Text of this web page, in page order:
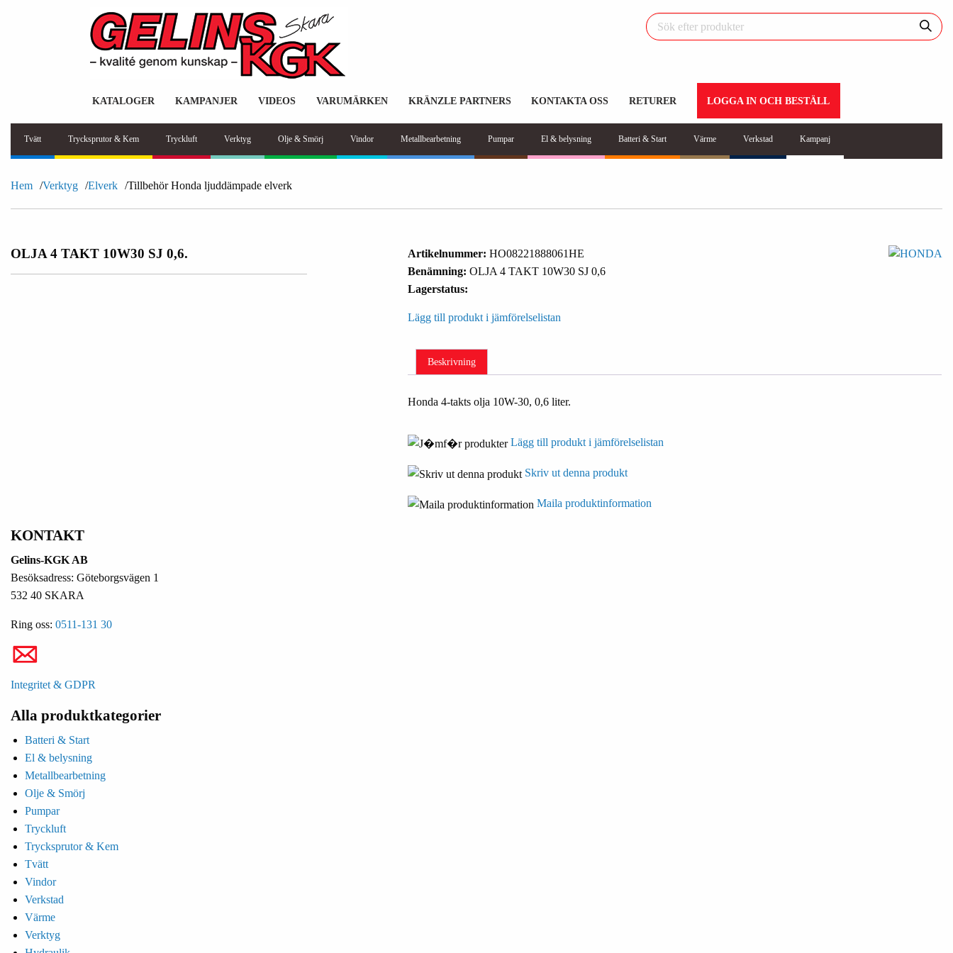
KATALOGER KAMPANJER VIDEOS VARUMÄRKEN KRÄNZLE PARTNERS KONTAKTA OSS RETURER LOGGA IN OCH BESTÄLL
Tvätt Trycksprutor & Kem Tryckluft Verktyg Olje & Smörj Vindor Metallbearbetning Pumpar El & belysning Batteri & Start Värme Verkstad Kampanj
Hem Verktyg Elverk Tillbehör Honda ljuddämpade elverk
OLJA 4 TAKT 10W30 SJ 0,6. Artikelnummer: HO08221888061HE
Benämning: OLJA 4 TAKT 10W30 SJ 0,6
Lagerstatus:
Lägg till produkt i jämförelselistan
Beskrivning
Honda 4-takts olja 10W-30, 0,6 liter.
Lägg till produkt i jämförelselistan
Skriv ut denna produkt
Maila produktinformation
KONTAKT
Gelins-KGK AB
Besöksadress: Göteborgsvägen 1
532 40 SKARA
Ring oss: 0511-131 30
Integritet & GDPR
Alla produktkategorier
Batteri & Start
El & belysning
Metallbearbetning
Olje & Smörj
Pumpar
Tryckluft
Trycksprutor & Kem
Tvätt
Vindor
Verkstad
Värme
Verktyg